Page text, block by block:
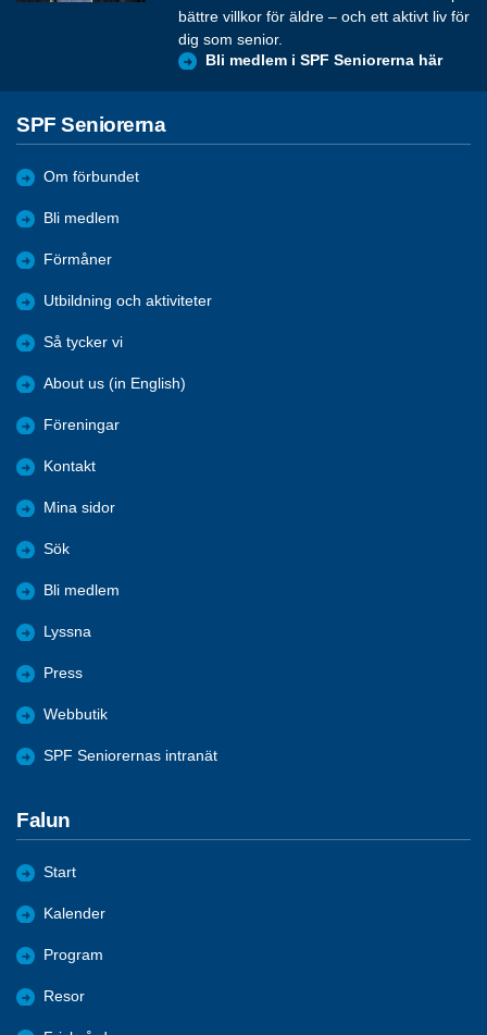
bättre villkor för äldre – och ett aktivt liv för
dig som senior.
Bli medlem i SPF Seniorerna här
SPF Seniorerna
Om förbundet
Bli medlem
Förmåner
Utbildning och aktiviteter
Så tycker vi
About us (in English)
Föreningar
Kontakt
Mina sidor
Sök
Bli medlem
Lyssna
Press
Webbutik
SPF Seniorernas intranät
Falun
Start
Kalender
Program
Resor